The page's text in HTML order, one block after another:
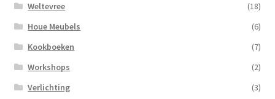
Weltevree
(18)
Houe Meubels
(6)
Kookboeken
(7)
Workshops
(2)
Verlichting
(3)